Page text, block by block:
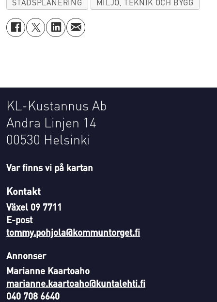
STADSPLANERING
MILJÖ, TEKNIK OCH BYGG
KL-Kustannus Ab
Andra Linjen 14
00530 Helsinki
Var finns vi på kartan
Kontakt
Växel 09 7711
E-post
tommy.pohjola@kommuntorget.fi
Annonser
Marianne Kaartoaho
marianne.kaartoaho@kuntalehti.fi
040 708 6640